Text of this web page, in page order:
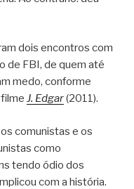
dois encontros com
de FBI, de quem até
medo, conforme
J. Edgar(2011).
comunistas e os
como
tendo ódio dos
com a história.